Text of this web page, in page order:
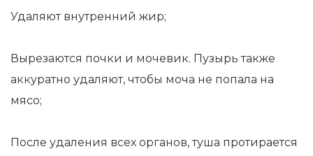
Удаляют внутренний жир;
Вырезаются почки и мочевик. Пузырь также
аккуратно удаляют, чтобы моча не попала на
мясо;
После удаления всех органов, туша протирается